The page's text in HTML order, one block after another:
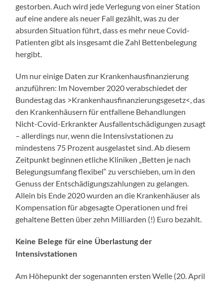
gestorben. Auch wird jede Verlegung von einer Station
auf eine andere als neuer Fall gezählt, was zu der
absurden Situation führt, dass es mehr neue Covid-
Patienten gibt als insgesamt die Zahl Bettenbelegung
hergibt.
Um nur einige Daten zur Krankenhausfinanzierung
anzuführen: Im November 2020 verabschiedet der
Bundestag das >Krankenhausfinanzierungsgesetz<, das
den Krankenhäusern für entfallene Behandlungen
Nicht-Covid-Erkrankter Ausfallentschädigungen zusagt
– allerdings nur, wenn die Intensivstationen zu
mindestens 75 Prozent ausgelastet sind. Ab diesem
Zeitpunkt beginnen etliche Kliniken „Betten je nach
Belegungsumfang flexibel“ zu verschieben, um in den
Genuss der Entschädigungszahlungen zu gelangen.
Allein bis Ende 2020 wurden an die Krankenhäuser als
Kompensation für abgesagte Operationen und frei
gehaltene Betten über zehn Milliarden (!) Euro bezahlt.
Keine Belege für eine Überlastung der
Intensivstationen
Am Höhepunkt der sogenannten ersten Welle (20. April